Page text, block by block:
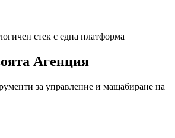
стек с една платформа
Агенция
за управление и мащабиране на